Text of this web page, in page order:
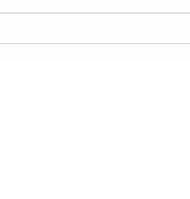
「OPA夏フェスおもちかえり